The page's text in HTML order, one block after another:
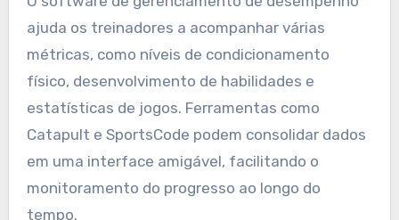
ajuda os treinadores a acompanhar várias
métricas, como níveis de condicionamento
físico, desenvolvimento de habilidades e
estatísticas de jogos. Ferramentas como
Catapult e SportsCode podem consolidar dados
em uma interface amigável, facilitando o
monitoramento do progresso ao longo do
tempo.